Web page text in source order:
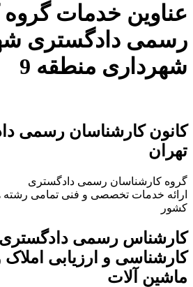
عناوین خدمات گروه
رسمی دادگستری
شهرداری منطقه 9
کانون کارشناسان رسمی
تهران
گروه کارشناسان رسمی دادگستری
ارائه خدمات تخصصی و فنی تمامی رشته
کشور
کارشناس رسمی دادگستری
کارشناسی و ارزیابی املاک
ماشین آلات